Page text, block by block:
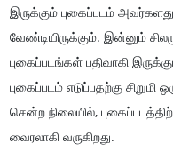
இருக்கும் புகைப்படம்
வேண்டியிருக்கும். இன்னும்
புகைப்படங்கள் பதிவாகி
புகைப்படம் எடுப்பதற்கு
சென்ற நிலையில்,
வைரலாகி வருகிறது.